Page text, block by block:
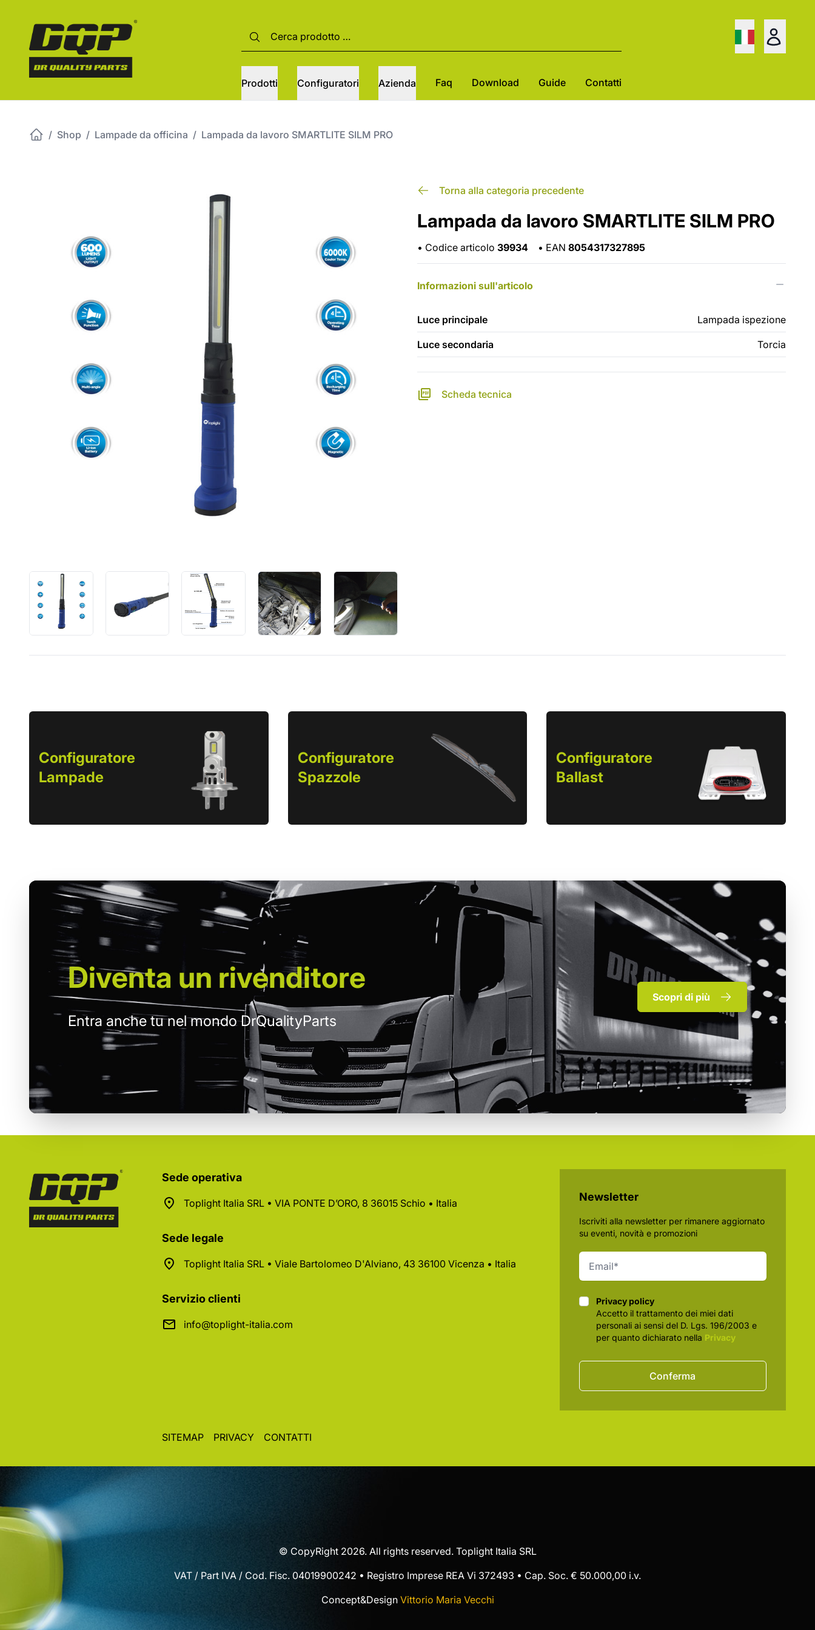
Prodotti Configuratori Azienda Faq Download Guide Contatti
/ Shop / Lampade da officina / Lampada da lavoro SMARTLITE SILM PRO
Torna alla categoria precedente
Lampada da lavoro SMARTLITE SILM PRO
• Codice articolo 39934 • EAN 8054317327895
Informazioni sull'articolo
Luce principale Lampada ispezione
Luce secondaria Torcia
Scheda tecnica
Configuratore
Lampade
Configuratore
Spazzole
Configuratore
Ballast
Diventa un rivenditore
Entra anche tu nel mondo DrQualityParts
Scopri di più
Sede operativa
Toplight Italia SRL • VIA PONTE D’ORO, 8 36015 Schio • Italia
Sede legale
Toplight Italia SRL • Viale Bartolomeo D'Alviano, 43 36100 Vicenza • Italia
Servizio clienti
info@toplight-italia.com
Newsletter
Iscriviti alla newsletter per rimanere aggiornato
su eventi, novità e promozioni
Privacy policy
Privacy policy
Accetto il trattamento dei miei dati
personali ai sensi del D. Lgs. 196/2003 e
per quanto dichiarato nella Privacy
Conferma
SITEMAP PRIVACY CONTATTI
© CopyRight 2026. All rights reserved. Toplight Italia SRL
VAT / Part IVA / Cod. Fisc. 04019900242 • Registro Imprese REA Vi 372493 • Cap. Soc. € 50.000,00 i.v.
Concept&Design Vittorio Maria Vecchi